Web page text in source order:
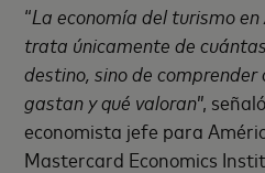
“La economía del turismo
trata únicamente de
destino, sino de
gastan y qué valoran”,
economista jefe para
Mastercard Economics